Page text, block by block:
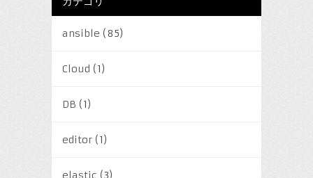
ansible (85)
Cloud (1)
DB (1)
editor(1)
elastic (3)